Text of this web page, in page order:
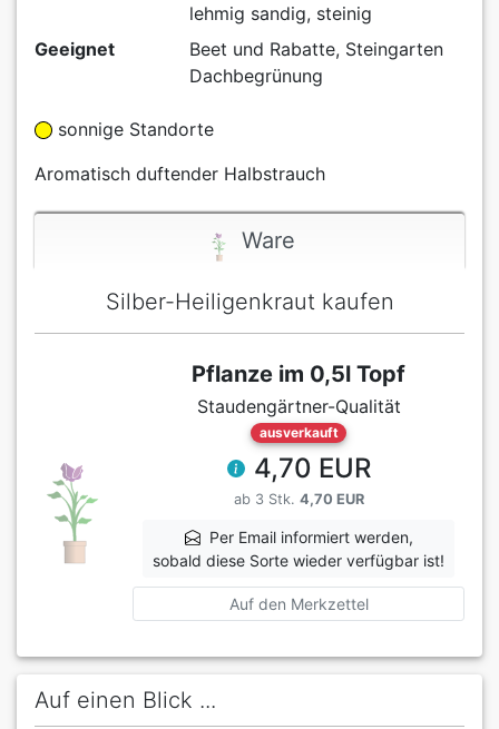
lehmig sandig, steinig
Geeignet
Beet und Rabatte, Steingarten
Dachbegrünung
sonnige Standorte
Aromatisch duftender Halbstrauch
Ware
Silber-Heiligenkraut kaufen
Pflanze im 0,5l Topf
Staudengärtner-Qualität
ausverkauft
4,70 EUR
ab 3 Stk. 4,70 EUR
Per Email informiert werden,
sobald diese Sorte wieder verfügbar ist!
Auf den Merkzettel
Auf einen Blick ...